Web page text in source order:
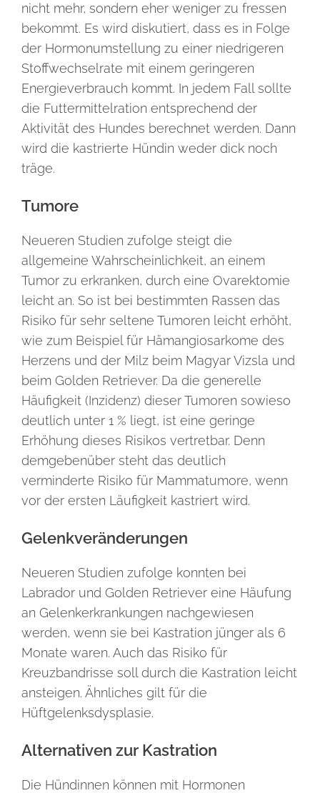
nicht mehr, sondern eher weniger zu fressen
bekommt. Es wird diskutiert, dass es in Folge
der Hormonumstellung zu einer niedrigeren
Stoffwechselrate mit einem geringeren
Energieverbrauch kommt. In jedem Fall sollte
die Futtermittelration entsprechend der
Aktivität des Hundes berechnet werden. Dann
wird die kastrierte Hündin weder dick noch
träge.
Tumore
Neueren Studien zufolge steigt die
allgemeine Wahrscheinlichkeit, an einem
Tumor zu erkranken, durch eine Ovarektomie
leicht an. So ist bei bestimmten Rassen das
Risiko für sehr seltene Tumoren leicht erhöht,
wie zum Beispiel für Hämangiosarkome des
Herzens und der Milz beim Magyar Vizsla und
beim Golden Retriever. Da die generelle
Häufigkeit (Inzidenz) dieser Tumoren sowieso
deutlich unter 1 % liegt, ist eine geringe
Erhöhung dieses Risikos vertretbar. Denn
demgebenüber steht das deutlich
verminderte Risiko für Mammatumore, wenn
vor der ersten Läufigkeit kastriert wird.
Gelenkveränderungen
Neueren Studien zufolge konnten bei
Labrador und Golden Retriever eine Häufung
an Gelenkerkrankungen nachgewiesen
werden, wenn sie bei Kastration jünger als 6
Monate waren. Auch das Risiko für
Kreuzbandrisse soll durch die Kastration leicht
ansteigen. Ähnliches gilt für die
Hüftgelenksdysplasie.
Alternativen zur Kastration
Die Hündinnen können mit Hormonen